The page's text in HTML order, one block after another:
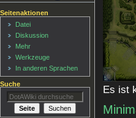
Es ist
Seitenaktionen
Datei
Diskussion
Mehr
Werkzeuge
In anderen Sprachen
Suche